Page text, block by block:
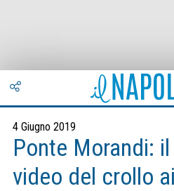
4 Giugno 2019
Ponte Morandi:
video del crollo